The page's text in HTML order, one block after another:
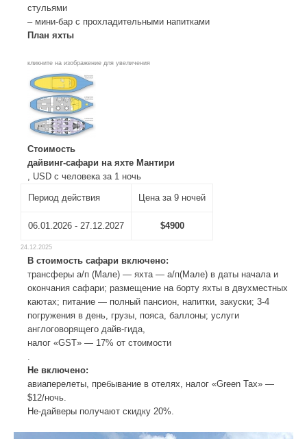
стульями
– мини-бар с прохладительными напитками
План яхты
кликните на изображение для увеличения
Стоимость
дайвинг-сафари на яхте Мантири
, USD с человека за 1 ночь
Период действия Цена за 9 ночей
06.01.2026 - 27.12.2027 $4900
24.12.2025
В стоимость сафари включено:
трансферы а/п (Мале) — яхта — а/п(Мале) в даты начала и
окончания сафари; размещение на борту яхты в двухместных
каютах; питание — полный пансион, напитки, закуски; 3-4
погружения в день, грузы, пояса, баллоны; услуги
англоговорящего дайв-гида,
налог «GST» — 17% от стоимости
.
Не включено:
авиаперелеты, пребывание в отелях, налог «Green Tax» —
$12/ночь.
Не-дайверы получают скидку 20%.